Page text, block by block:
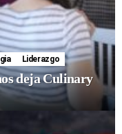
Liderazgo
deja Culinary